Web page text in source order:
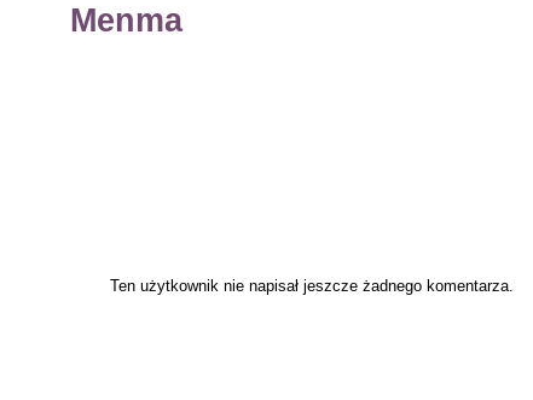
Menma
Ten użytkownik nie napisał jeszcze żadnego komentarza.